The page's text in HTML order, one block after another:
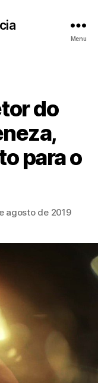
Menu
do
para o
agosto de 2019